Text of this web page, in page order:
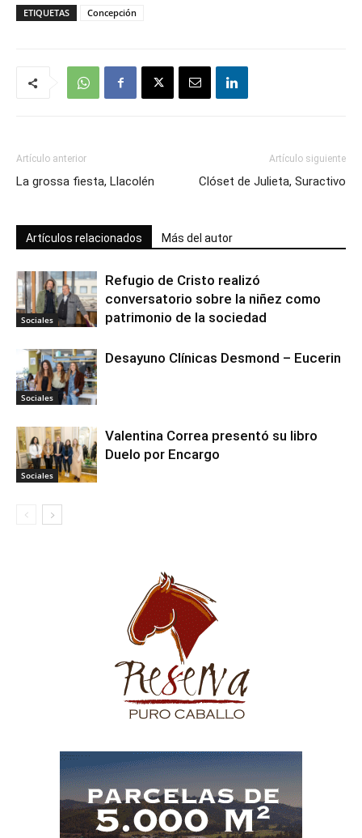
ETIQUETAS Concepción
Artículo anterior
La grossa fiesta, Llacolén
Artículo siguiente
Clóset de Julieta, Suractivo
Artículos relacionados Más del autor
Sociales
Refugio de Cristo realizó
conversatorio sobre la niñez como
patrimonio de la sociedad
Sociales
Desayuno Clínicas Desmond – Eucerin
Sociales
Valentina Correa presentó su libro
Duelo por Encargo